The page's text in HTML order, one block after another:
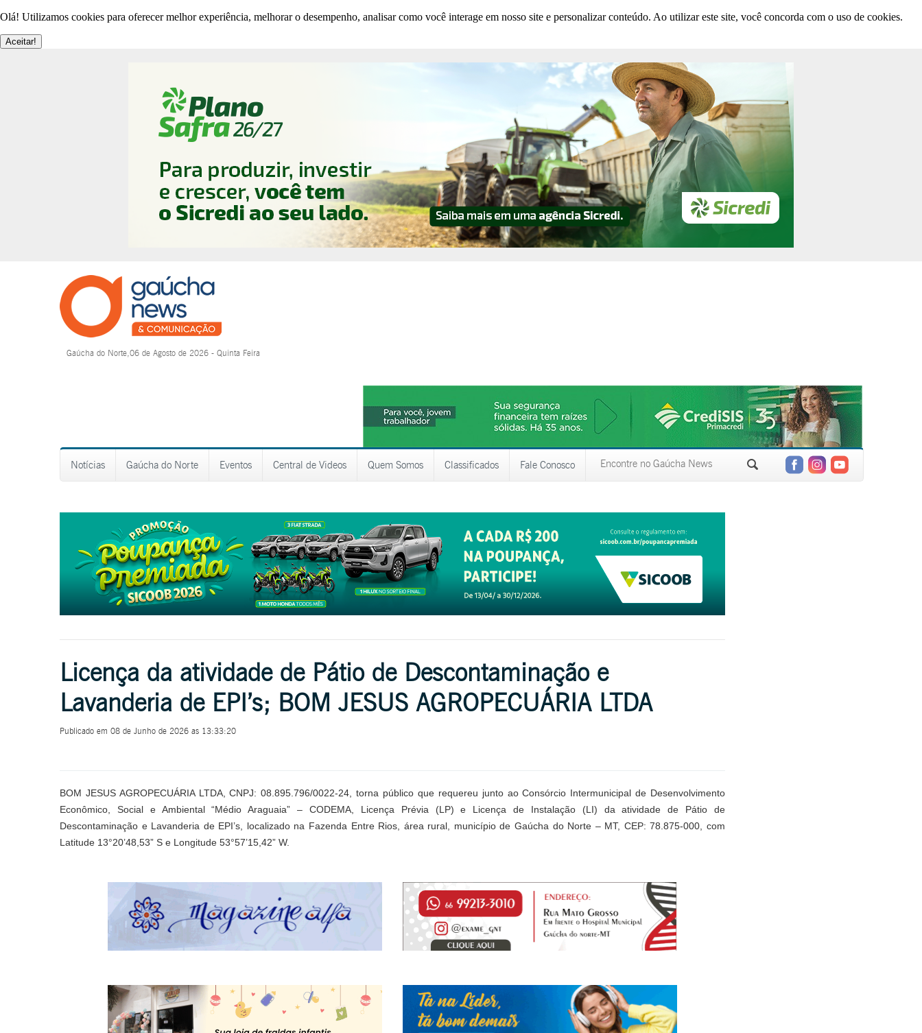
Olá! Utilizamos cookies para oferecer melhor experiência, melhorar o desempenho, analisar como você interage em nosso site e personalizar conteúdo. Ao utilizar este site, você concorda com o uso de cookies.
Aceitar!
Gaúcha do Norte,06 de Agosto de 2026 - Quinta Feira
Notícias Gaúcha do Norte Eventos Central de Videos Quem Somos Classificados Fale Conosco
Licença da atividade de Pátio de Descontaminação e
Lavanderia de EPI’s; BOM JESUS AGROPECUÁRIA LTDA
Publicado em 08 de Junho de 2026 as 13:33:20
BOM JESUS AGROPECUÁRIA LTDA, CNPJ: 08.895.796/0022-24, torna público que requereu junto ao Consórcio Intermunicipal de Desenvolvimento
Econômico, Social e Ambiental “Médio Araguaia” – CODEMA, Licença Prévia (LP) e Licença de Instalação (LI) da atividade de Pátio de
Descontaminação e Lavanderia de EPI’s, localizado na Fazenda Entre Rios, área rural, município de Gaúcha do Norte – MT, CEP: 78.875-000, com
Latitude 13°20’48,53” S e Longitude 53°57’15,42” W.